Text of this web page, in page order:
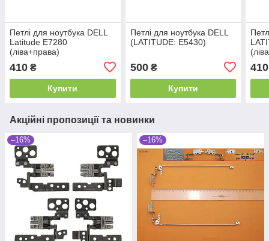
Петлі для ноутбука DELL
Latitude E7280
(ліва+права)
410 ₴
Купити
Петлі для ноутбука DELL
(LATITUDE: E5430)
500₴
Купити
410
Акційні пропозиції та новинки
–16% –16%